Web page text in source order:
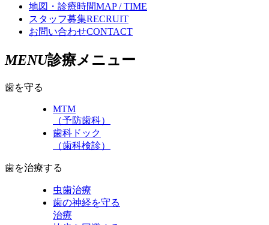
地図・診療時間MAP / TIME
スタッフ募集RECRUIT
お問い合わせCONTACT
MENU診療メニュー
歯を守る
MTM
（予防歯科）
歯科ドック
（歯科検診）
歯を治療する
虫歯治療
歯の神経を守る
治療